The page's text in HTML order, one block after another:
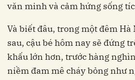
văn minh và cảm hứng sống
Và biết đâu, trong một đêm
sau, cậu bé hôm nay sẽ đứng
khấu lớn hơn, trước hàng
niềm đam mê cháy bỏng như